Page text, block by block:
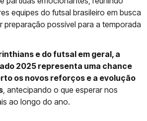
equipes do futsal brasileiro em busca
preparação possível para a temporada
e do futsal em geral, a
2025 representa uma chance
os novos reforços e a evolução
, antecipando o que esperar nos
ao longo do ano.